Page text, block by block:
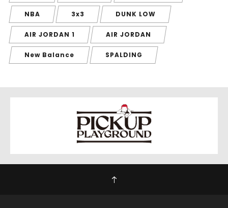
NBA 3x3 DUNK LOW
AIR JORDAN 1 AIR JORDAN
New Balance SPALDING